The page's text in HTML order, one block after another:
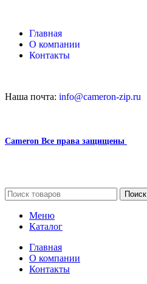
Главная
О компании
Контакты
Наша почта: info@cameron-zip.ru
Cameron Все права защищены
Поиск
Меню
Каталог
Главная
О компании
Контакты